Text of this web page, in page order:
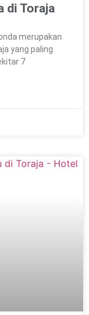
di Toraja
merupakan
yang paling
7